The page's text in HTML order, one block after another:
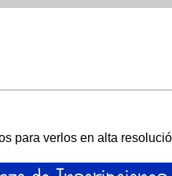
para verlos en alta